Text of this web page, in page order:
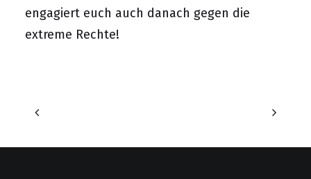
engagiert euch auch danach gegen die
extreme Rechte!